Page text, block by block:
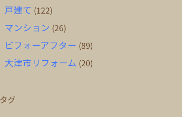
戸建て (122)
マンション (26)
ビフォーアフター (89)
大津市リフォーム (20)
タグ